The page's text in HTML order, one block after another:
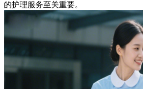
的护理服务至关重要。